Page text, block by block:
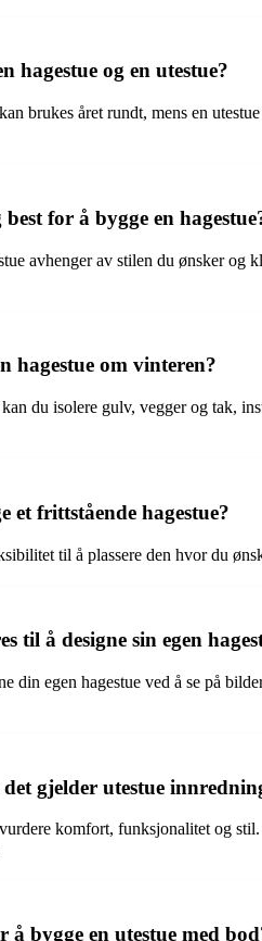
hagestue og en utestue?
brukes året rundt, mens en
for å bygge en
avhenger av stilen du ønsker
hagestue om vinteren?
du isolere gulv, vegger og tak,
et frittstående hagestue?
til å plassere den hvor du
til å designe sin egen
din egen hagestue ved å se på
gjelder utestue
komfort, funksjonalitet og
bygge en utestue med